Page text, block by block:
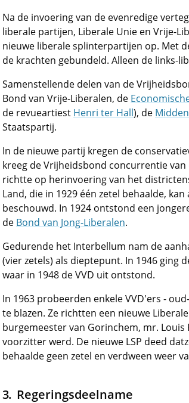
Na de invoering van de evenredige
liberale partijen, Liberale Unie en Vrije-
nieuwe liberale splinterpartijen op. Met
de krachten gebundeld. Alleen de links-
Samenstellende delen van de
Bond van Vrije-Liberalen, de
de revueartiest Henri ter Hall), de
Staatspartij.
In de nieuwe partij kregen de
kreeg de Vrijheidsbond concurrentie van
richtte op herinvoering van het
Land, die in 1929 één zetel behaalde,
beschouwd. In 1924 ontstond een
de Bond van Jong-Liberalen.
Gedurende het Interbellum nam de
(vier zetels) als dieptepunt. In 1946 ging
waar in 1948 de VVD uit ontstond.
In 1963 probeerden enkele VVD'ers -
te blazen. Ze richtten een nieuwe
burgemeester van Gorinchem, mr. Louis
voorzitter werd. De nieuwe LSP deed
behaalde geen zetel en verdween weer
Regeringsdeelname